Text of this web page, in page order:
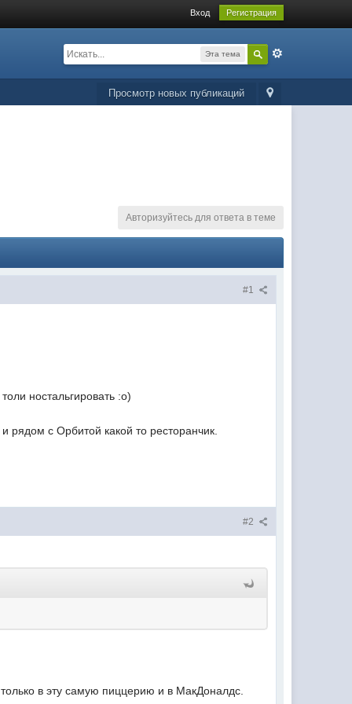
Вход Регистрация
Эта тема
Просмотр новых публикаций
Авторизуйтесь для ответа в теме
#1
ностальгировать :о)
рядом с Орбитой какой то ресторанчик.
#2
в эту самую пиццерию и в МакДоналдс.